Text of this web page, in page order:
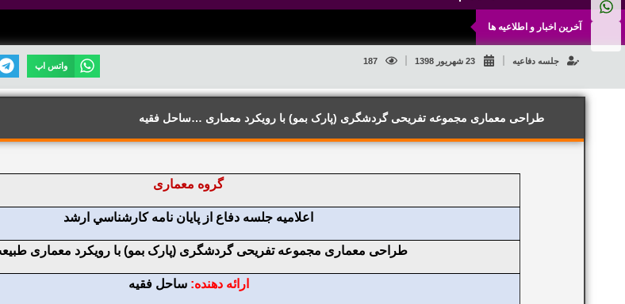
آخرین اخبار و اطلاعیه ها
جلسه دفاعیه 23 شهریور 1398 187
واتس اپ
طراحی معماری مجموعه تفریحی گردشگری (پارک بمو) با رویکرد معماری …ساحل فقیه
گروه معماری
اعلاميه جلسه دفاع از پايان نامه کارشناسي ارشد
طراحی معماری مجموعه تفریحی گردشگری (پارک بمو) با رویکرد معماری
ارائه دهنده:ساحل فقیه